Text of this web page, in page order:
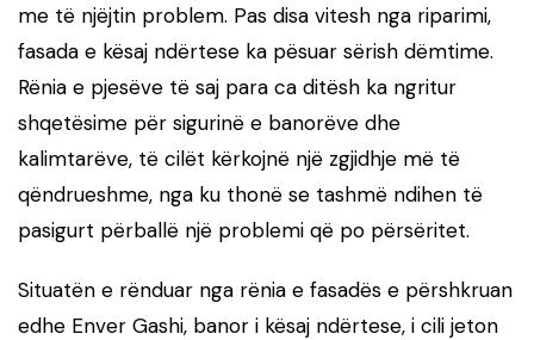
me të njëjtin problem. Pas disa vitesh nga riparimi,
fasada e kësaj ndërtese ka pësuar sërish dëmtime.
Rënia e pjesëve të saj para ca ditësh ka ngritur
shqetësime për sigurinë e banorëve dhe
kalimtarëve, të cilët kërkojnë një zgjidhje më të
qëndrueshme, nga ku thonë se tashmë ndihen të
pasigurt përballë një problemi që po përsëritet.
Situatën e rënduar nga rënia e fasadës e përshkruan
edhe Enver Gashi, banor i kësaj ndërtese, i cili jeton